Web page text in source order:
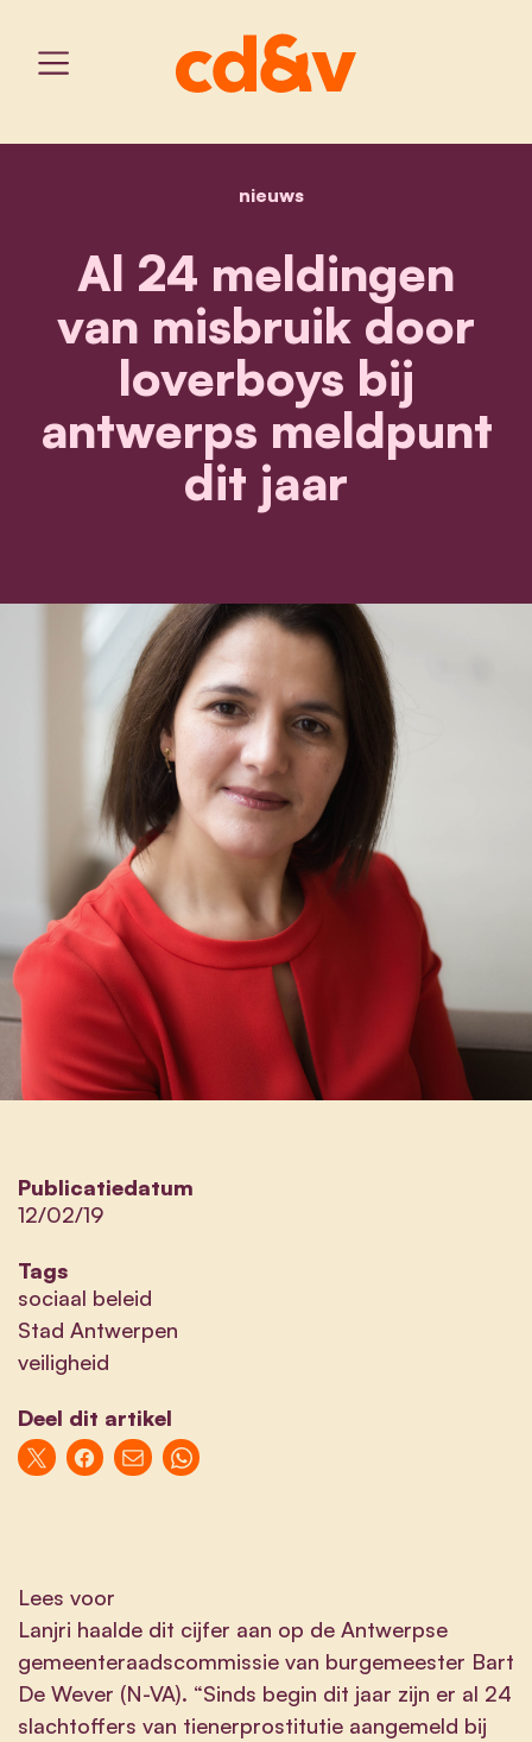
home
nieuwsal 24 meldingen van
Al 24 meldingen
van misbruik door
loverboys bij
antwerps meldpunt
dit jaar
Publicatiedatum
12/02/19
Tags
sociaal beleid
Stad Antwerpen
veiligheid
Deel dit artikel
Lees voor
Lanjri haalde dit cijfer aan op de Antwerpse
gemeenteraadscommissie van burgemeester Bart
De Wever (N-VA). “Sinds begin dit jaar zijn er al 24
slachtoffers van tienerprostitutie aangemeld bij